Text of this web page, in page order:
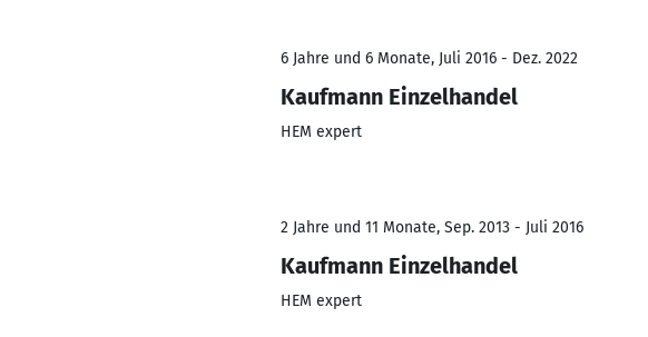
6 Jahre und 6 Monate, Juli 2016 - Dez. 2022
Kaufmann Einzelhandel
HEM expert
2 Jahre und 11 Monate, Sep. 2013 - Juli 2016
Kaufmann Einzelhandel
HEM expert